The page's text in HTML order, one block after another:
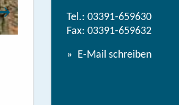
Tel.: 03391-659630
Fax: 03391-659632
E-Mail schreiben